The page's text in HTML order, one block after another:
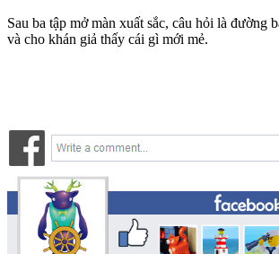
Sau ba tập mở màn xuất sắc, câu hỏi là đường
và cho khán giả thấy cái gì mới mẻ.